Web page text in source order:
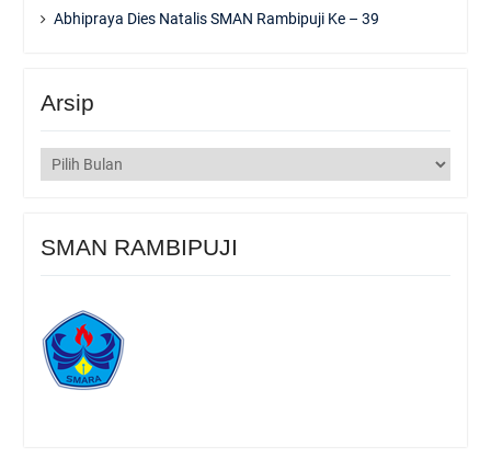
Abhipraya Dies Natalis SMAN Rambipuji Ke – 39
Arsip
Arsip
SMAN RAMBIPUJI